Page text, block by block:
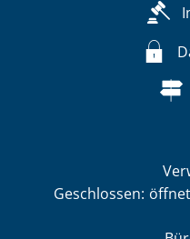
Klicken, um
Geschlossen: